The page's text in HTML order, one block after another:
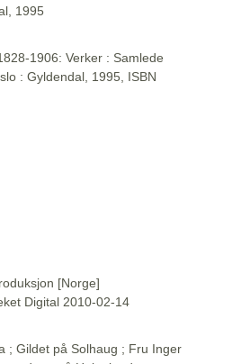
1995
1906: Verker : Samlede
: Gyldendal, 1995, ISBN
[Norge]
Digital 2010-02-14
; Gildet på Solhaug ; Fru Inger